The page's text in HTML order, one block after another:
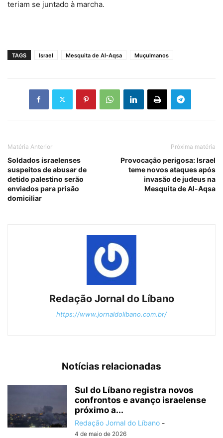
teriam se juntado à marcha.
TAGS Israel Mesquita de Al-Aqsa Muçulmanos
Matéria Anterior
Soldados israelenses
suspeitos de abusar de
detido palestino serão
enviados para prisão
domiciliar
Próxima matéria
Provocação perigosa: Israel
teme novos ataques após
invasão de judeus na
Mesquita de Al-Aqsa
Redação Jornal do Líbano
https://www.jornaldolibano.com.br/
Notícias relacionadas
Sul do Líbano registra novos
confrontos e avanço israelense
próximo a...
Redação Jornal do Líbano -
4 de maio de 2026